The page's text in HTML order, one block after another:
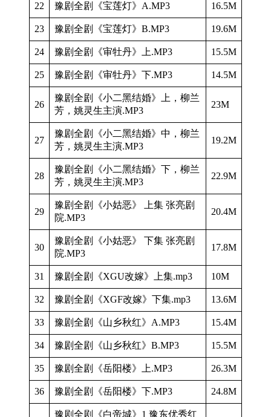
22 豫剧全剧《宝莲灯》A.MP3 16.5M
23 豫剧全剧《宝莲灯》B.MP3 19.6M
24 豫剧全剧《审牡丹》上.MP3 15.5M
25 豫剧全剧《审牡丹》下.MP3 14.5M
26
豫剧全剧《小二黑结婚》上，柳兰
芳，姚灵生主演.MP3
23M
27
豫剧全剧《小二黑结婚》中，柳兰
芳，姚灵生主演.MP3
19.2M
28
豫剧全剧《小二黑结婚》下，柳兰
芳，姚灵生主演.MP3
22.9M
29
豫剧全剧《小姑恶》 上集 张亮剧
院.MP3
20.4M
30
豫剧全剧《小姑恶》 下集 张亮剧
院.MP3
17.8M
31 豫剧全剧《XGU改嫁》上集.mp3 10M
32 豫剧全剧《XGF改嫁》下集.mp3 13.6M
33 豫剧全剧《山乡秋红》A.MP3 15.4M
34 豫剧全剧《山乡秋红》B.MP3 15.5M
35 豫剧全剧《岳阳楼》上.MP3 26.3M
36 豫剧全剧《岳阳楼》下.MP3 24.8M
豫剧全剧《白帝城》1 豫东优秀红